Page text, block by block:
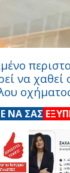
να
ΝΑ ΣΑΣ